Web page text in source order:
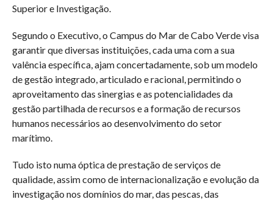
Superior e Investigação.
Segundo o Executivo, o Campus do Mar de Cabo Verde visa
garantir que diversas instituições, cada uma com a sua
valência específica, ajam concertadamente, sob um modelo
de gestão integrado, articulado e racional, permitindo o
aproveitamento das sinergias e as potencialidades da
gestão partilhada de recursos e a formação de recursos
humanos necessários ao desenvolvimento do setor
marítimo.
Tudo isto numa óptica de prestação de serviços de
qualidade, assim como de internacionalização e evolução da
investigação nos domínios do mar, das pescas, das